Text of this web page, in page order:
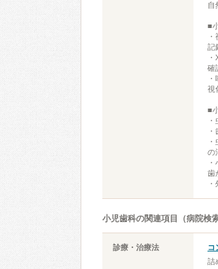
自
■
記
確
視
■
の
歯
小児歯科の関連項目（病院検索
診療・治療法
コ
詰